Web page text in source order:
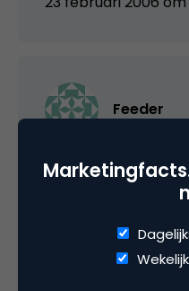
Feeder
Dank voor de
Je tweede alinea
maar of het hout
voor Marktplaats is